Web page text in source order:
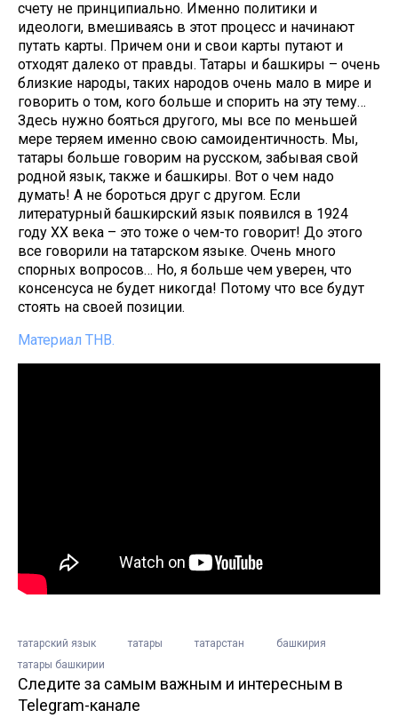
счету не принципиально. Именно политики и
идеологи, вмешиваясь в этот процесс и начинают
путать карты. Причем они и свои карты путают и
отходят далеко от правды. Татары и башкиры – очень
близкие народы, таких народов очень мало в мире и
говорить о том, кого больше и спорить на эту тему…
Здесь нужно бояться другого, мы все по меньшей
мере теряем именно свою самоидентичность. Мы,
татары больше говорим на русском, забывая свой
родной язык, также и башкиры. Вот о чем надо
думать! А не бороться друг с другом. Если
литературный башкирский язык появился в 1924
году XX века – это тоже о чем-то говорит! До этого
все говорили на татарском языке. Очень много
спорных вопросов… Но, я больше чем уверен, что
консенсуса не будет никогда! Потому что все будут
стоять на своей позиции.
Материал ТНВ.
татарский язык татары татарстан
башкирия
татары башкирии
Следите за самым важным и интересным в
Telegram-канале